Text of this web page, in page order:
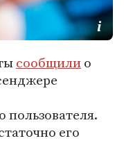
сообщилио
его